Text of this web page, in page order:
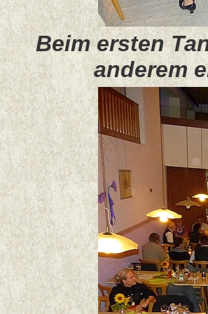
Beim ersten
anderem